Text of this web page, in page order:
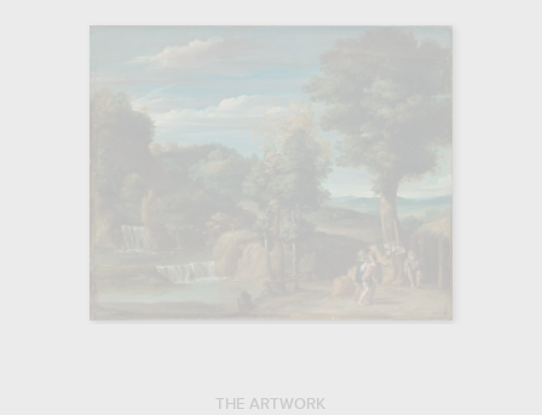
THE ARTWORK